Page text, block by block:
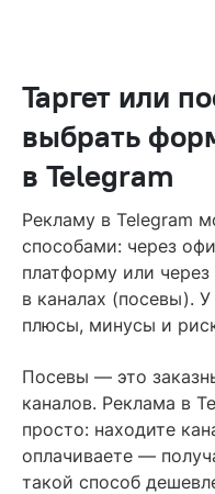
Таргет или
выбрать
в Telegram
Рекламу в Telegram
способами: через
платформу или
в каналах (посевы).
плюсы, минусы и
Посевы — это
каналов. Реклама в
просто: находите
оплачиваете —
такой способ